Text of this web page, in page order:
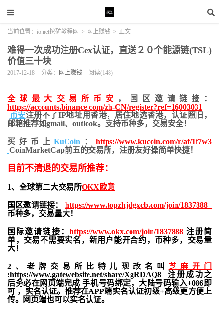
当前位置： io.net挖矿教程网 > 网上赚钱 > 正文
难得一次成功注册Cex认证，直送２０个能源链(TSL)
价值三十块
2017-12-18 分类： 网上赚钱 阅读(148)
全球最大交易所 币安
，国区邀请链接：
https://accounts.binance.com/zh-CN/register?ref=16003031
币安注册不了IP地址用香港，居住地选香港，认证照旧，
邮箱推荐如gmail、outlook。支持币种多，交易安全！
买好币上KuCoin ：https://www.kucoin.com/r/af/1f7w3
CoinMarketCap前五的交易所，注册友好操简单快捷！
目前不清退的交易所推荐：
1、全球第二大交易所OKX欧意
国区邀请链接： https://www.topzhjdgxcb.com/join/1837888
币种多，交易量大！
国际邀请链接： https://www.okx.com/join/1837888注册简
单，交易不需要实名，新用户能开合约， 币种多，交易量
大！
2、老牌交易所比特儿现改名叫 芝麻开门
:https://www.gatewebsite.net/share/XgRDAQ8 注册成功之
后务必在网页端完成 手机号码绑定，大陆号码输入+086即
可 ，实名认证。推荐在APP端实名认证初级+高级更方便上
传。网页端也可以实名认证。